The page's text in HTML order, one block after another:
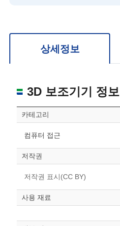
위치 이동: 우측 드래그
상세정보
3D 보조기기 정보
카테고리
컴퓨터 접근
저작권
저작권 표시(CC BY)
사용 재료